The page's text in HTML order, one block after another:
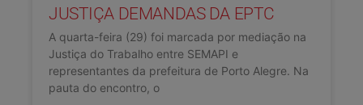
JUSTIÇA DEMANDAS DA EPTC
A quarta-feira (29) foi marcada por mediação na
Justiça do Trabalho entre SEMAPI e
representantes da prefeitura de Porto Alegre. Na
pauta do encontro, o